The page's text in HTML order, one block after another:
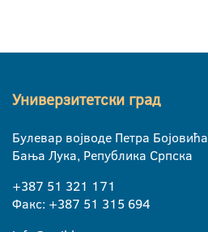
Универзитетски град
Булевар војводе Петра Бојовића
Бања Лука, Република Српска
+387 51 321 171
Факс: +387 51 315 694